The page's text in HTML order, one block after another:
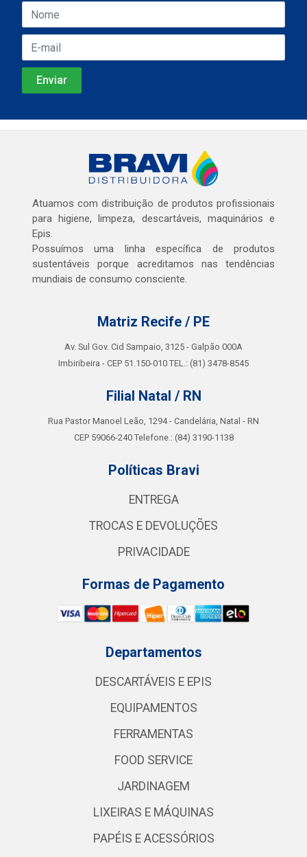
Atuamos com distribuição de produtos profissionais
para higiene, limpeza, descartáveis, maquinários e
Epis.
Possuímos uma linha específica de produtos
sustentáveis porque acreditamos nas tendências
mundiais de consumo consciente.
Matriz Recife / PE
Av. Sul Gov. Cid Sampaio, 3125 - Galpão 000A
Imbiribeira - CEP 51.150-010 TEL.: (81) 3478-8545
Filial Natal / RN
Rua Pastor Manoel Leão, 1294 - Candelária, Natal - RN
CEP 59066-240 Telefone.: (84) 3190-1138
Políticas Bravi
ENTREGA
TROCAS E DEVOLUÇÕES
PRIVACIDADE
Formas de Pagamento
Departamentos
DESCARTÁVEIS E EPIS
EQUIPAMENTOS
FERRAMENTAS
FOOD SERVICE
JARDINAGEM
LIXEIRAS E MÁQUINAS
PAPÉIS E ACESSÓRIOS